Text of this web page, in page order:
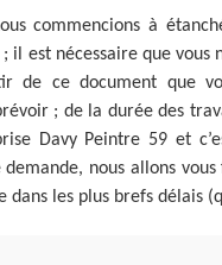
commencions à
il est nécessaire que vous
de ce document que
; de la durée des
Davy Peintre 59 et
demande, nous allons
dans les plus brefs délais